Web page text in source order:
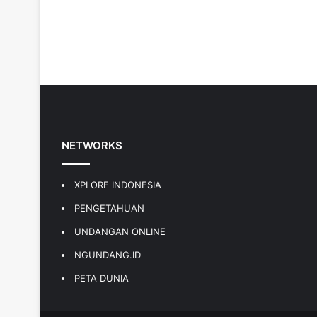
NETWORKS
XPLORE INDONESIA
PENGETAHUAN
UNDANGAN ONLINE
NGUNDANG.ID
PETA DUNIA